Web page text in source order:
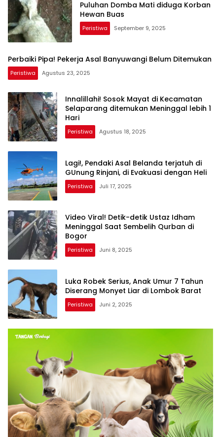
Puluhan Domba Mati diduga Korban
Hewan Buas
Peristiwa September 9, 2025
Perbaiki Pipa! Pekerja Asal Banyuwangi Belum Ditemukan
Peristiwa Agustus 23, 2025
Innalillahi! Sosok Mayat di Kecamatan
Selaparang ditemukan Meninggal lebih 1
Hari
Peristiwa Agustus 18, 2025
Lagi!, Pendaki Asal Belanda terjatuh di
GUnung Rinjani, di Evakuasi dengan Heli
Peristiwa Juli 17, 2025
Video Viral! Detik-detik Ustaz Idham
Meninggal Saat Sembelih Qurban di
Bogor
Peristiwa Juni 8, 2025
Luka Robek Serius, Anak Umur 7 Tahun
Diserang Monyet Liar di Lombok Barat
Peristiwa Juni 2, 2025